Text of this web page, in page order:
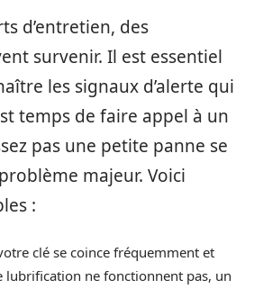
d’entretien, des
survenir. Il est essentiel
les signaux d’alerte qui
temps de faire appel à un
pas une petite panne se
majeur. Voici
:
clé se coince fréquemment et
lubrification ne fonctionnent pas, un